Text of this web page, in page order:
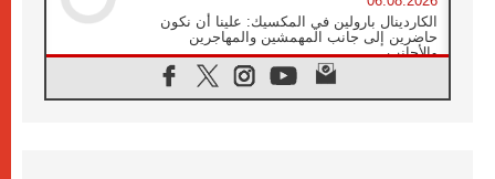
الكاردينال بارولين في المكسيك: علينا أن نكون
حاضرين إلى جانب المهمشين والمهاجرين
والأجانب
البابا لاوُن الرابع عشر للشباب في أسيزي: